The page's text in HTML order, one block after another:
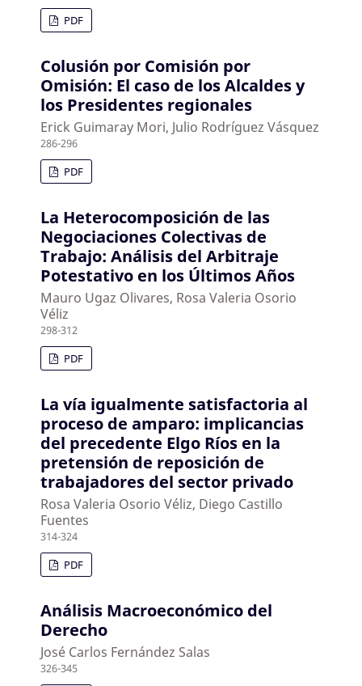
PDF
Colusión por Comisión por
Omisión: El caso de los Alcaldes y
los Presidentes regionales
Erick Guimaray Mori, Julio Rodríguez Vásquez
286-296
PDF
La Heterocomposición de las
Negociaciones Colectivas de
Trabajo: Análisis del Arbitraje
Potestativo en los Últimos Años
Mauro Ugaz Olivares, Rosa Valeria Osorio
Véliz
298-312
PDF
La vía igualmente satisfactoria al
proceso de amparo: implicancias
del precedente Elgo Ríos en la
pretensión de reposición de
trabajadores del sector privado
Rosa Valeria Osorio Véliz, Diego Castillo
Fuentes
314-324
PDF
Análisis Macroeconómico del
Derecho
José Carlos Fernández Salas
326-345